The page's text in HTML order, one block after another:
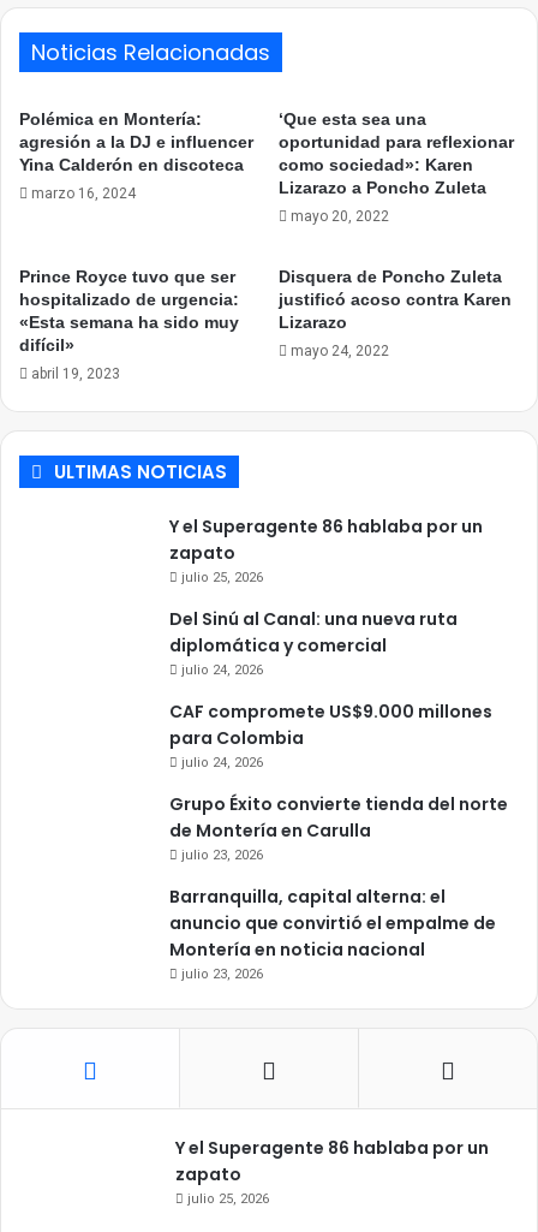
Noticias Relacionadas
Polémica en Montería:
agresión a la DJ e influencer
Yina Calderón en discoteca
marzo 16, 2024
‘Que esta sea una
oportunidad para reflexionar
como sociedad»: Karen
Lizarazo a Poncho Zuleta
mayo 20, 2022
Prince Royce tuvo que ser
hospitalizado de urgencia:
«Esta semana ha sido muy
difícil»
abril 19, 2023
Disquera de Poncho Zuleta
justificó acoso contra Karen
Lizarazo
mayo 24, 2022
ULTIMAS NOTICIAS
Y el Superagente 86 hablaba por un
zapato
julio 25, 2026
Del Sinú al Canal: una nueva ruta
diplomática y comercial
julio 24, 2026
CAF compromete US$9.000 millones
para Colombia
julio 24, 2026
Grupo Éxito convierte tienda del norte
de Montería en Carulla
julio 23, 2026
Barranquilla, capital alterna: el
anuncio que convirtió el empalme de
Montería en noticia nacional
julio 23, 2026
Y el Superagente 86 hablaba por un
zapato
julio 25, 2026